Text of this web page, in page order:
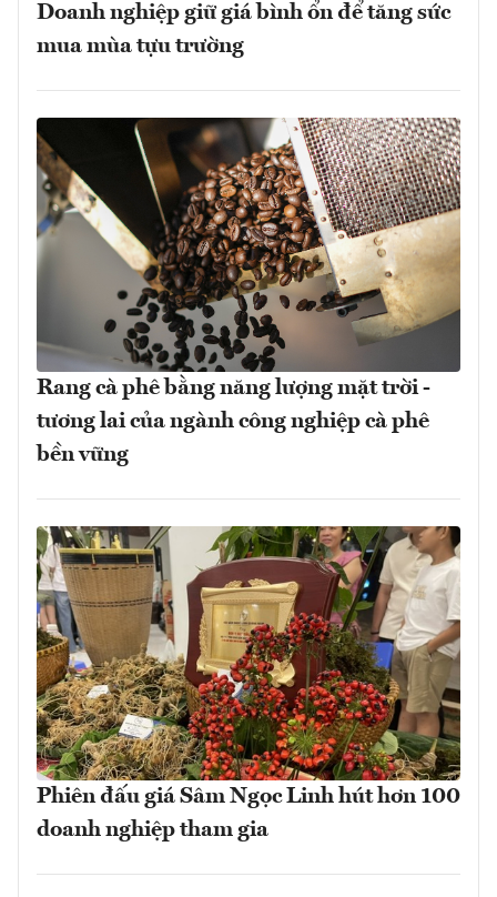
Doanh nghiệp giữ giá bình ổn để tăng sức
mua mùa tựu trường
Rang cà phê bằng năng lượng mặt trời -
tương lai của ngành công nghiệp cà phê
bền vững
Phiên đấu giá Sâm Ngọc Linh hút hơn 100
doanh nghiệp tham gia